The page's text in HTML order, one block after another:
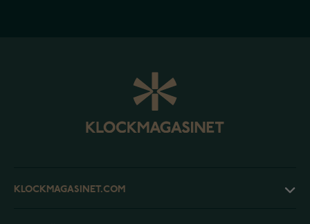
KLOCKMAGASINET.COM